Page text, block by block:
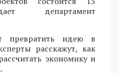
департамент
превратить идею в
расскажут, как
экономику и